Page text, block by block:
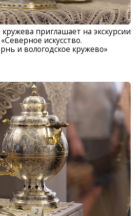
приглашает на экскурсии
искусство.
и вологодское кружево»